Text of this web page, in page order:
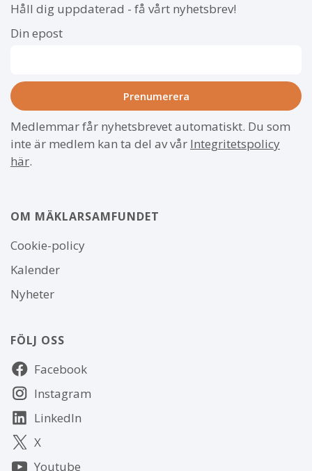
Håll dig uppdaterad - få vårt nyhetsbrev!
Din epost
Medlemmar får nyhetsbrevet automatiskt. Du som
inte är medlem kan ta del av vår Integritetspolicy
här.
OM MÄKLARSAMFUNDET
Om
webbplatsen
Cookie-policy
Kalender
Nyheter
FÖLJ OSS
Följ
oss Facebook
Instagram
LinkedIn
X
Youtube